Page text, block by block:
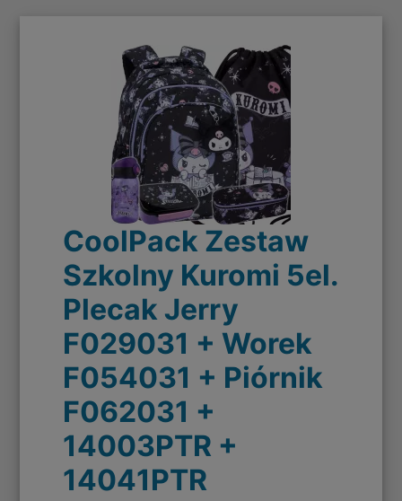
CoolPack Zestaw
Szkolny Kuromi 5el.
Plecak Jerry
F029031 + Worek
F054031 + Piórnik
F062031 +
14003PTR +
14041PTR